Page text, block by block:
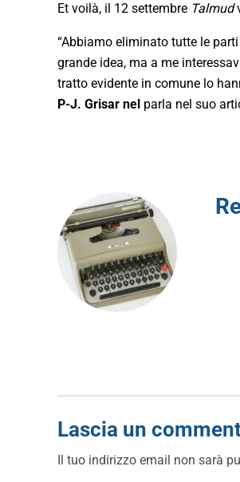
Et voilà, il 12 settembre Talmud
“Abbiamo eliminato tutte le
grande idea, ma a me
tratto evidente in comune lo
P-J. Grisar nel parla nel suo
Lascia un
Il tuo indirizzo email non sarà